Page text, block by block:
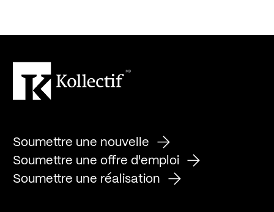
Soumettre une nouvelle
Soumettre une offre d'emploi
Soumettre une réalisation